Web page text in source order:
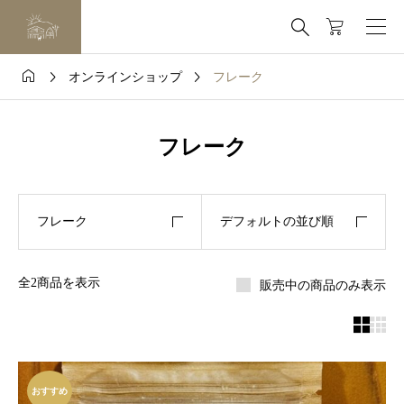

  オンラインショップ  フレーク
フレーク
全2商品を表示
フレーク デフォルトの並び順
販売中の商品のみ表示

おすすめ